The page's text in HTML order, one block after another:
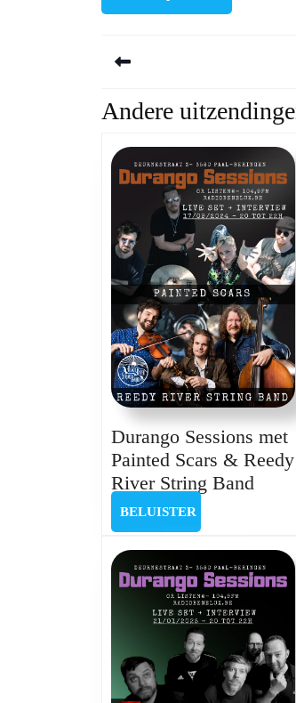
Previous
Andere
Durango Sessions met
Painted Scars & Reedy
River String Band
Scars
Reedy
River
String
Band
BELUISTER